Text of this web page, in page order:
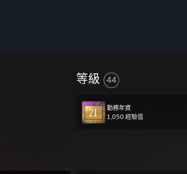
等級 44
勤務年資
1,050 經驗值